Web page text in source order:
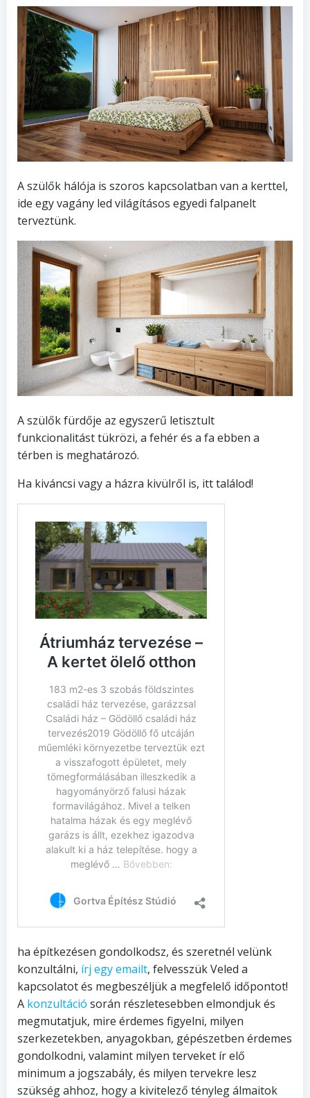
A szülők hálója is szoros kapcsolatban van a kerttel,
ide egy vagány led világításos egyedi falpanelt
terveztünk.
A szülők fürdője az egyszerű letisztult
funkcionalitást tükrözi, a fehér és a fa ebben a
térben is meghatározó.
Ha kiváncsi vagy a házra kivülről is, itt találod!
ha építkezésen gondolkodsz, és szeretnél velünk
konzultálni, írj egy emailt, felvesszük Veled a
kapcsolatot és megbeszéljük a megfelelő időpontot!
A konzultáció során részletesebben elmondjuk és
megmutatjuk, mire érdemes figyelni, milyen
szerkezetekben, anyagokban, gépészetben érdemes
gondolkodni, valamint milyen terveket ír elő
minimum a jogszabály, és milyen tervekre lesz
szükség ahhoz, hogy a kivitelező tényleg álmaitok